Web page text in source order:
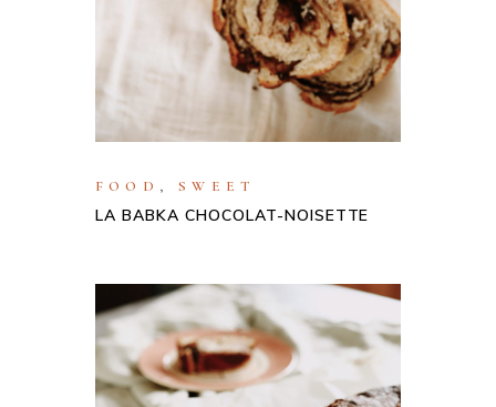
FOOD ,SWEET
LA BABKA CHOCOLAT-NOISETTE